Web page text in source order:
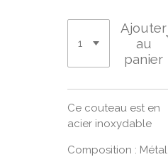
Ajouter
au
panier
Ce couteau est en
acier inoxydable
Composition : Métal